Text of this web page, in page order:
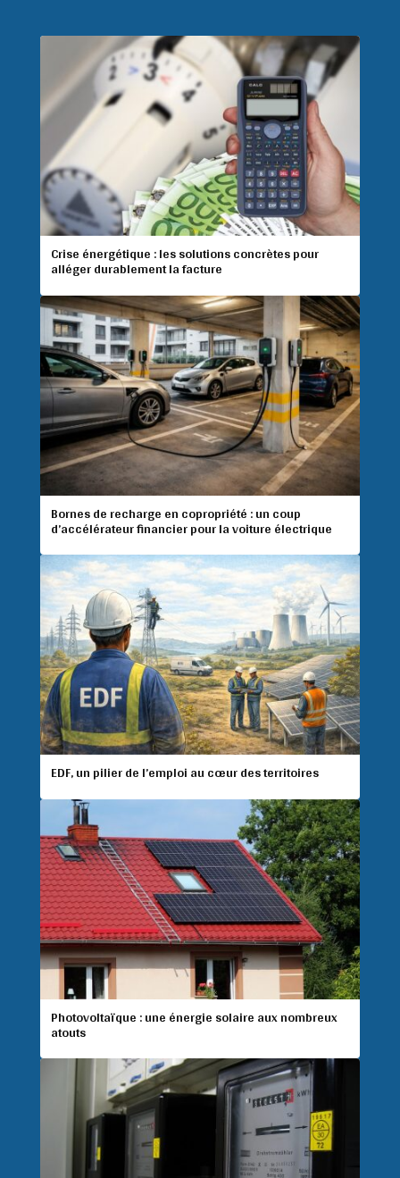
Crise énergétique : les solutions concrètes pour
alléger durablement la facture
Bornes de recharge en copropriété : un coup
d’accélérateur financier pour la voiture électrique
EDF, un pilier de l’emploi au cœur des territoires
Photovoltaïque : une énergie solaire aux nombreux
atouts